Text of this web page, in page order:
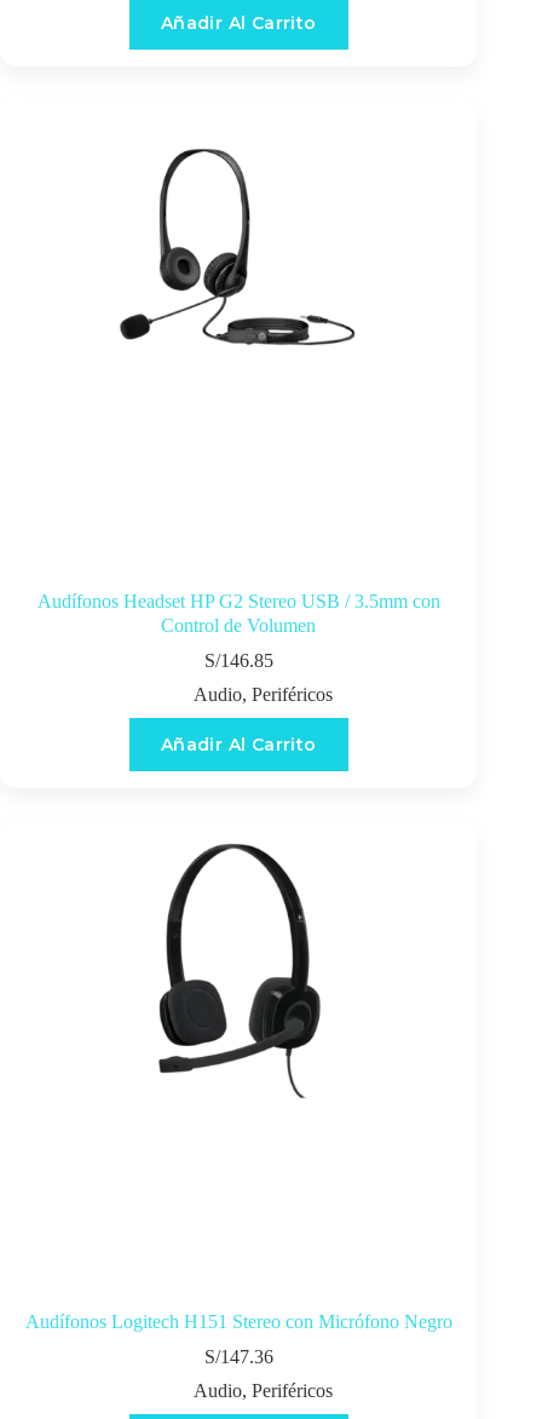
Añadir Al Carrito
Audífonos Headset HP G2 Stereo USB / 3.5mm con
Control de Volumen
S/146.85
Audio, Periféricos
Añadir Al Carrito
Audífonos Logitech H151 Stereo con Micrófono Negro
S/147.36
Audio, Periféricos